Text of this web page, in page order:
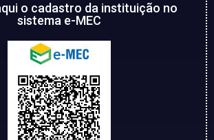
o cadastro da instituição no
sistema e-MEC